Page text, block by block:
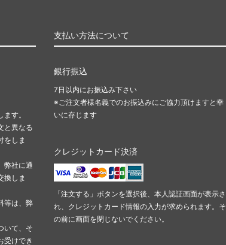
す。
と異なる
をしま
弊社に通
換しま
等は、弊
いて、そ
受けでき
支払い方法について
銀行振込
7日以内にお振込み下さい
※ご注文者様名義でのお振込みにご協力頂けますと幸
いに存じます
クレジットカード決済
「注文する」ボタンを選択後、本人認証画面が表示さ
れ、クレジットカード情報の入力が求められます。そ
の前に画面を閉じないでください。